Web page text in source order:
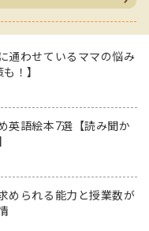
通わせているママの悩み
！】
英語絵本7選【読み聞か
められる能力と授業数が